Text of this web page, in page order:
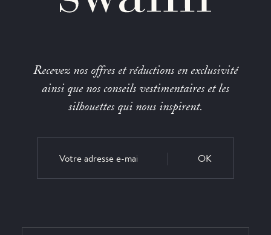
Recevez nos offres et réductions en exclusivité
ainsi que nos conseils vestimentaires et les
silhouettes qui nous inspirent.
OK